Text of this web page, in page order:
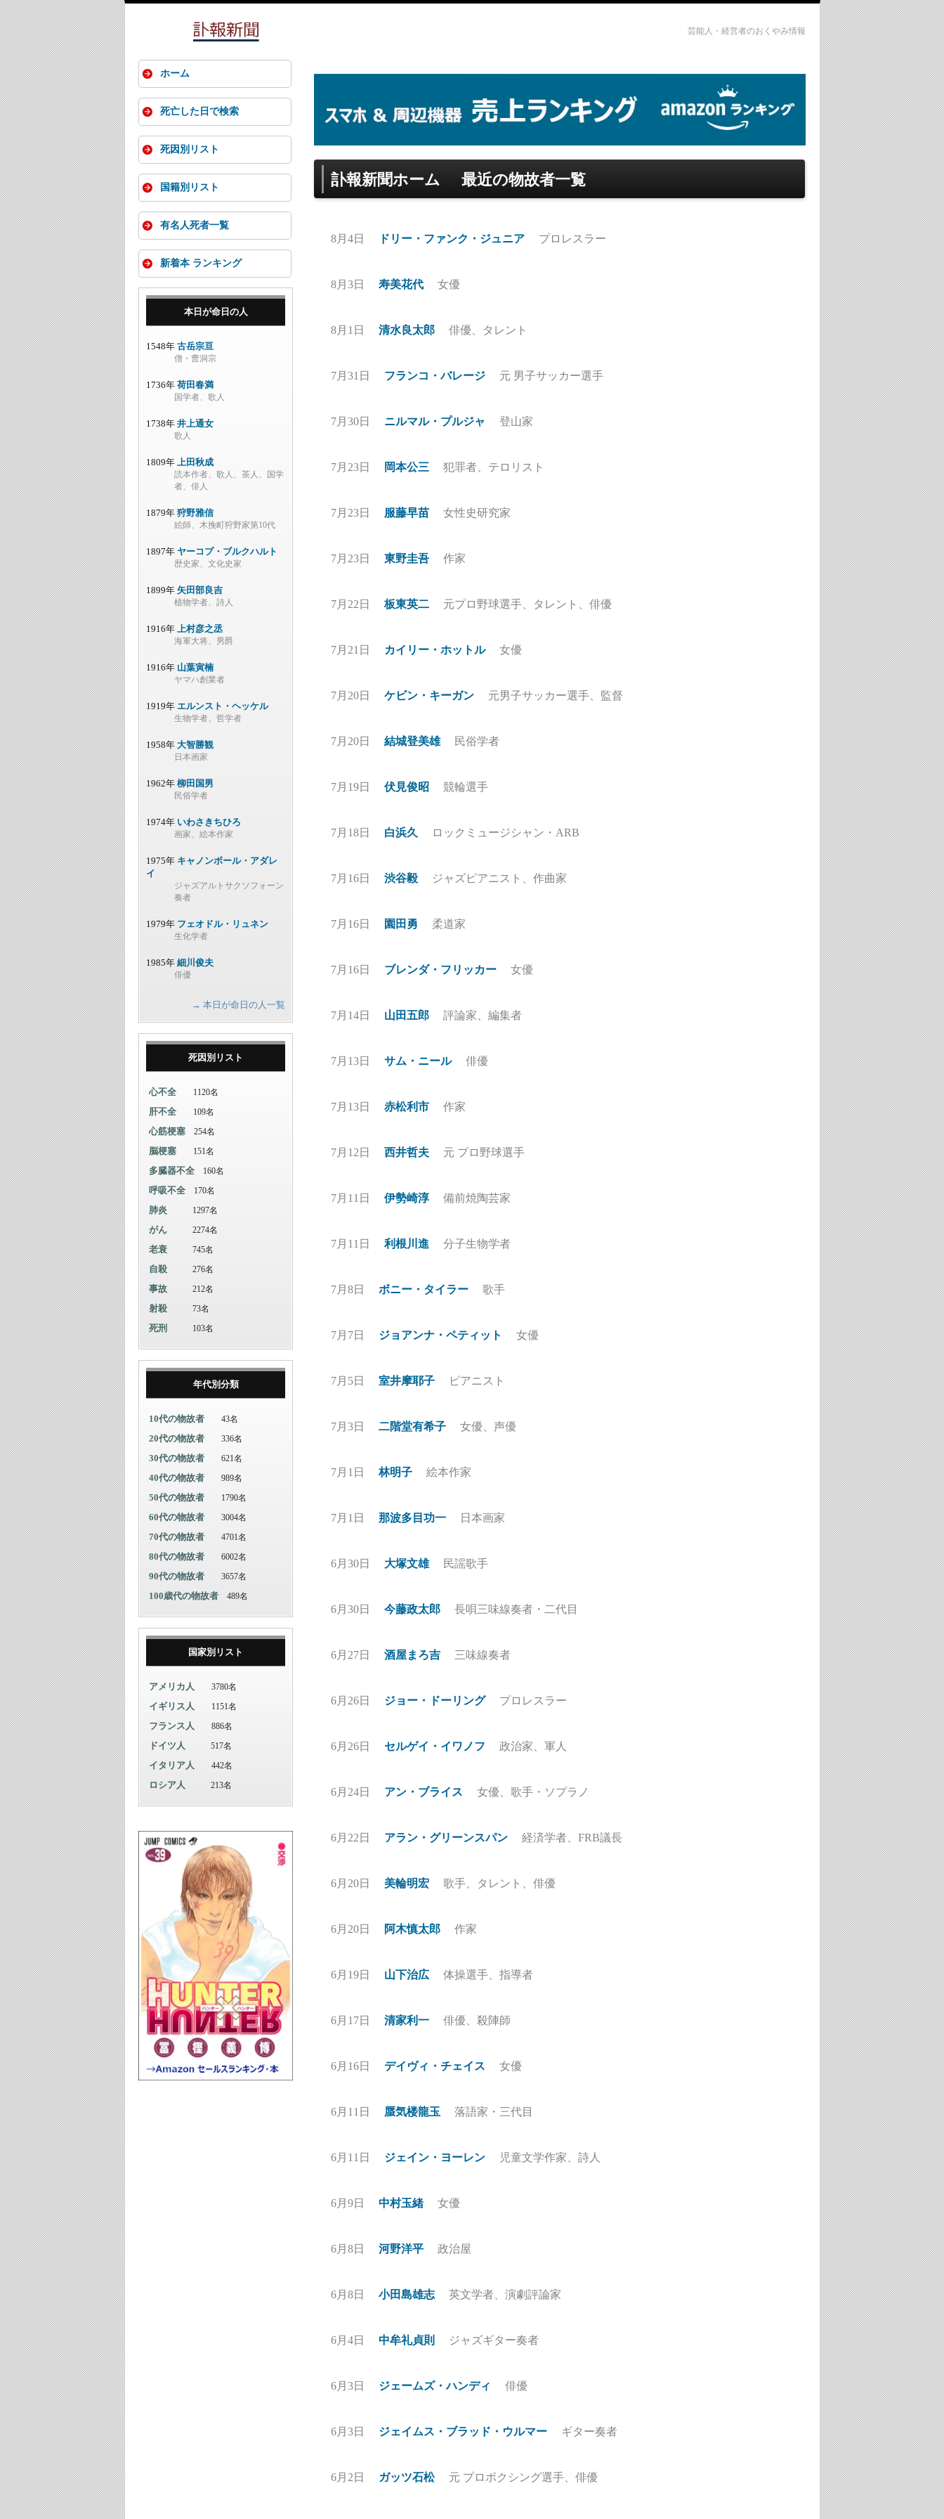
芸能人・経営者のおくやみ情報
訃報新聞ホーム 最近の物故者一覧
8月4日 ドリー・ファンク・ジュニア プロレスラー
8月3日 寿美花代 女優
8月1日 清水良太郎 俳優、タレント
7月31日 フランコ・バレージ 元 男子サッカー選手
7月30日 ニルマル・プルジャ 登山家
7月23日 岡本公三 犯罪者、テロリスト
7月23日 服藤早苗 女性史研究家
7月23日 東野圭吾 作家
7月22日 板東英二 元プロ野球選手、タレント、俳優
7月21日 カイリー・ホットル 女優
7月20日 ケビン・キーガン 元男子サッカー選手、監督
7月20日 結城登美雄 民俗学者
7月19日 伏見俊昭 競輪選手
7月18日 白浜久 ロックミュージシャン・ARB
7月16日 渋谷毅 ジャズピアニスト、作曲家
7月16日 園田勇 柔道家
7月16日 ブレンダ・フリッカー 女優
7月14日 山田五郎 評論家、編集者
7月13日 サム・ニール 俳優
7月13日 赤松利市 作家
7月12日 西井哲夫 元 プロ野球選手
7月11日 伊勢崎淳 備前焼陶芸家
7月11日 利根川進 分子生物学者
7月8日 ボニー・タイラー 歌手
7月7日 ジョアンナ・ペティット 女優
7月5日 室井摩耶子 ピアニスト
7月3日 二階堂有希子 女優、声優
7月1日 林明子 絵本作家
7月1日 那波多目功一 日本画家
6月30日 大塚文雄 民謡歌手
6月30日 今藤政太郎 長唄三味線奏者・二代目
6月27日 酒屋まろ吉 三味線奏者
6月26日 ジョー・ドーリング プロレスラー
6月26日 セルゲイ・イワノフ 政治家、軍人
6月24日 アン・ブライス 女優、歌手・ソプラノ
6月22日 アラン・グリーンスパン 経済学者、FRB議長
6月20日 美輪明宏 歌手、タレント、俳優
6月20日 阿木慎太郎 作家
6月19日 山下治広 体操選手、指導者
6月17日 清家利一 俳優、殺陣師
6月16日 デイヴィ・チェイス 女優
6月11日 蜃気楼龍玉 落語家・三代目
6月11日 ジェイン・ヨーレン 児童文学作家、詩人
6月9日 中村玉緒 女優
6月8日 河野洋平 政治屋
6月8日 小田島雄志 英文学者、演劇評論家
6月4日 中牟礼貞則 ジャズギター奏者
6月3日 ジェームズ・ハンディ 俳優
6月3日 ジェイムス・ブラッド・ウルマー ギター奏者
6月2日 ガッツ石松 元 プロボクシング選手、俳優
ホーム
死亡した日で検索
死因別リスト
国籍別リスト
有名人死者一覧
新着本 ランキング
本日が命日の人
1548年 古岳宗亘
僧・曹洞宗
1736年 荷田春満
国学者、歌人
1738年 井上通女
歌人
1809年 上田秋成
読本作者、歌人、茶人、国学
者、俳人
1879年 狩野雅信
絵師、木挽町狩野家第10代
1897年 ヤーコプ・ブルクハルト
歴史家、文化史家
1899年 矢田部良吉
植物学者、詩人
1916年 上村彦之丞
海軍大将、男爵
1916年 山葉寅楠
ヤマハ創業者
1919年 エルンスト・ヘッケル
生物学者、哲学者
1958年 大智勝観
日本画家
1962年 柳田国男
民俗学者
1974年 いわさきちひろ
画家、絵本作家
1975年 キャノンボール・アダレ
イ
ジャズアルトサクソフォーン
奏者
1979年 フェオドル・リュネン
生化学者
1985年 細川俊夫
俳優
→ 本日が命日の人一覧
死因別リスト
心不全 1120名
肝不全 109名
心筋梗塞 254名
脳梗塞 151名
多臓器不全 160名
呼吸不全 170名
肺炎 1297名
がん 2274名
老衰 745名
自殺 276名
事故 212名
射殺 73名
死刑 103名
年代別分類
10代の物故者 43名
20代の物故者 336名
30代の物故者 621名
40代の物故者 989名
50代の物故者 1790名
60代の物故者 3004名
70代の物故者 4701名
80代の物故者 6002名
90代の物故者 3657名
100歳代の物故者 489名
国家別リスト
アメリカ人 3780名
イギリス人 1151名
フランス人 886名
ドイツ人 517名
イタリア人 442名
ロシア人 213名